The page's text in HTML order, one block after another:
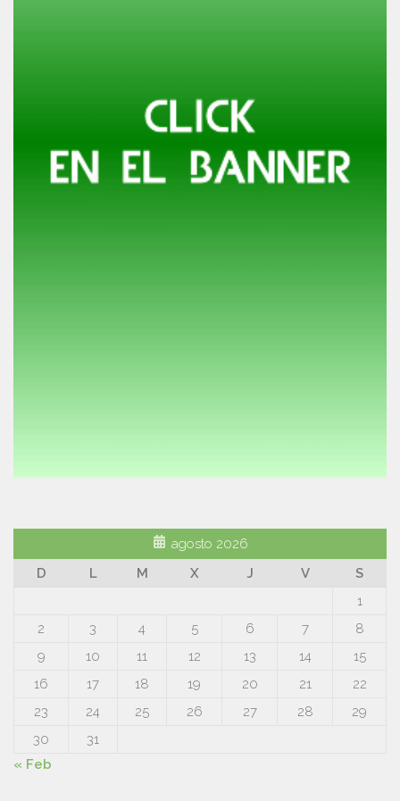
agosto 2026
D
L M X J V
S
1
2
3 4 5 6 7
8
9
10 11 12 13 14
15
16
17 18 19 20 21
22
23
24 25 26 27 28
29
30
31
« Feb